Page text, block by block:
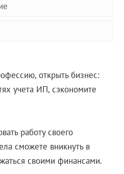
открыть бизнес:
учета ИП, сэкономите
работу своего
сможете вникнуть в
своими финансами.